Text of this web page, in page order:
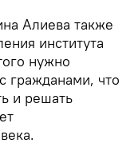
Алиева также
института
нужно
гражданами, что
и решать